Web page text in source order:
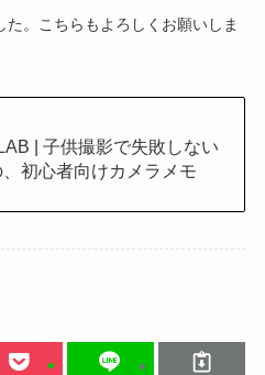
。こちらもよろしくお願いしま
| 子供撮影で失敗しない
初心者向けカメラメモ